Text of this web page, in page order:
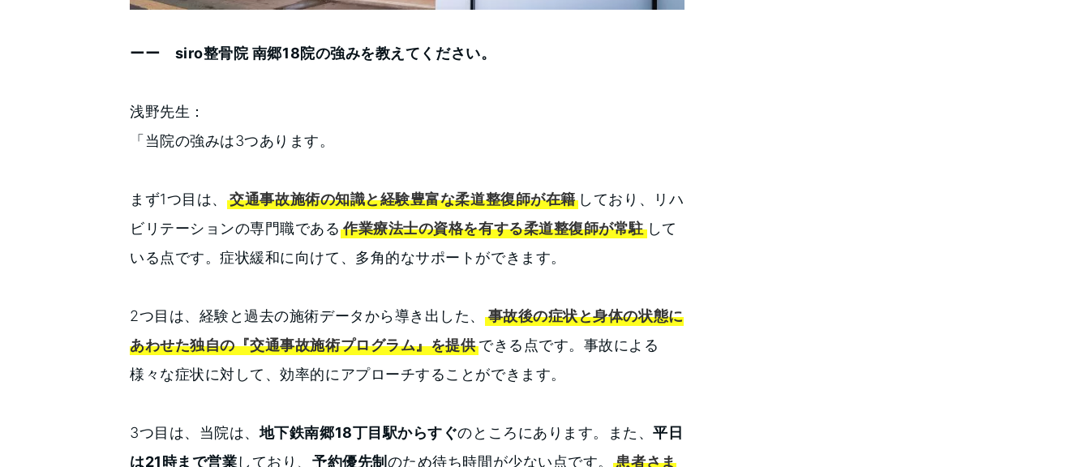
ーー siro整骨院 南郷18院の強みを教えてください。
浅野先生：
「当院の強みは3つあります。
まず1つ目は、 交通事故施術の知識と経験豊富な柔道整復師が在籍 しており、リハ
ビリテーションの専門職である 作業療法士の資格を有する柔道整復師が常駐して
いる点です。症状緩和に向けて、多角的なサポートができます。
2つ目は、経験と過去の施術データから導き出した、
事故後の症状と身体の状態に
あわせた独自の『交通事故施術プログラム』を提供 できる点です。事故による
様々な症状に対して、効率的にアプローチすることができます。
3つ目は、当院は、地下鉄南郷18丁目駅からすぐのところにあります。また、平日
は21時まで営業しており、予約優先制 のため待ち時間が少ない点です。 患者さま